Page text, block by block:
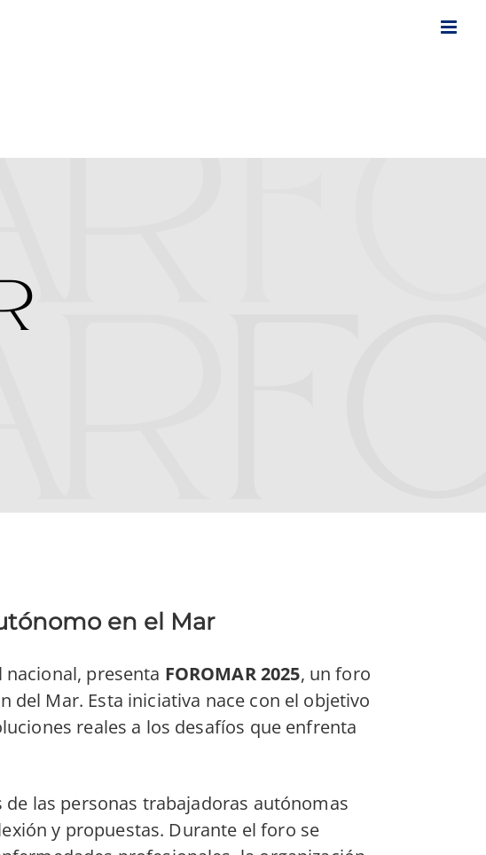
en el Mar
presenta FOROMAR 2025, un foro
del Mar. Esta iniciativa nace con el objetivo
reales a los desafíos que enfrenta
las personas trabajadoras autónomas
y propuestas. Durante el foro se